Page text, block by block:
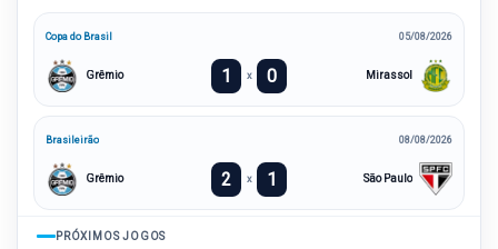
Copa do Brasil 05/08/2026
Grêmio 1 x 0 Mirassol
Brasileirão 08/08/2026
Grêmio 2 x 1 São Paulo
PRÓXIMOS JOGOS